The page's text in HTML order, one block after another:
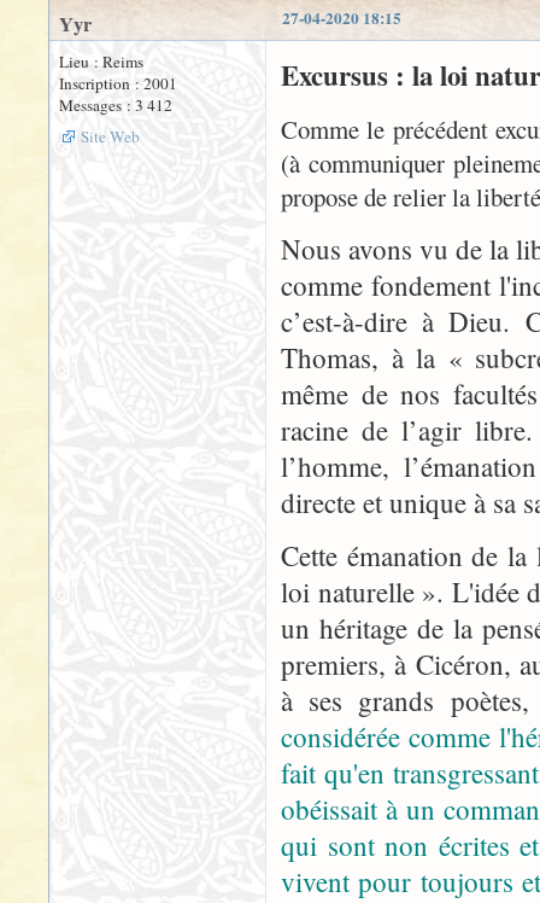
27-04-2020 18:15
Yyr
Lieu : Reims
Inscription : 2001
Messages : 3 412
Site Web
Excursus : la loi
Comme le précédent
(à communiquer
propose de relier la
Nous avons vu de la
comme fondement
c’est-à-dire à Dieu.
Thomas, à la «
même de nos
racine de l’agir
l’homme,
directe et unique à sa
Cette émanation de
loi naturelle ». L'idée
un héritage de la
premiers, à Cicéron,
à ses grands
considérée comme
fait qu'en
obéissait à un
qui sont non écrites
vivent pour toujours